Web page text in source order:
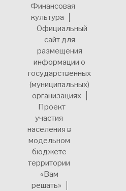
Финансовая
культура
Официальный
сайт для
размещения
информации о
государственных
(муниципальных)
организациях
Проект
участия
населения в
модельном
бюджете
территории
«Вам
решать»